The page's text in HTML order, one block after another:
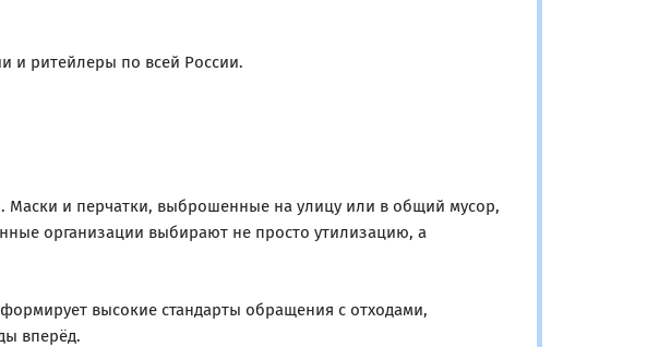
и ритейлеры по всей России.
Маски и перчатки, выброшенные на улицу или в общий мусор,
организации выбирают не просто утилизацию, а
высокие стандарты обращения с отходами,
вперёд.